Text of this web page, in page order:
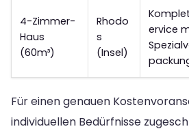
4-Zimmer-
Haus
(60m³)
Rhodo
s
(Insel)
ervice
Für einen genauen
individuellen Bedürfnisse